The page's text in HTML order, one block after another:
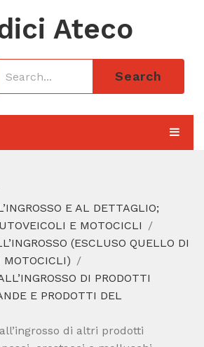
Ateco
Search
2025
SERVE
E AL DETTAGLIO;
E MOTOCICLI
(ESCLUSO QUELLO DI
MOTOCICLI)
DI PRODOTTI
E PRODOTTI DEL
di altri prodotti